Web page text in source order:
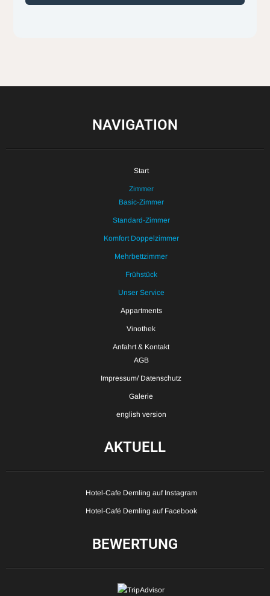
NAVIGATION
Start
Zimmer
Basic-Zimmer
Standard-Zimmer
Komfort Doppelzimmer
Mehrbettzimmer
Frühstück
Unser Service
Appartments
Vinothek
Anfahrt & Kontakt
AGB
Impressum/ Datenschutz
Galerie
english version
AKTUELL
Hotel-Cafe Demling auf Instagram
Hotel-Café Demling auf Facebook
BEWERTUNG